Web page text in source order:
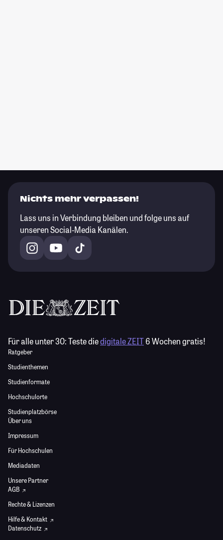
Nichts mehr verpassen!
Lass uns in Verbindung bleiben und folge uns auf
unseren Social-Media Kanälen.
Für alle unter 30:Teste diedigitale ZEIT6 Wochen gratis!
Ratgeber
Studienthemen
Studienformate
Hochschulorte
Studienplatzbörse
Über uns
Impressum
Für Hochschulen
Mediadaten
Unsere Partner
AGB
Rechte & Lizenzen
Hilfe & Kontakt
Datenschutz